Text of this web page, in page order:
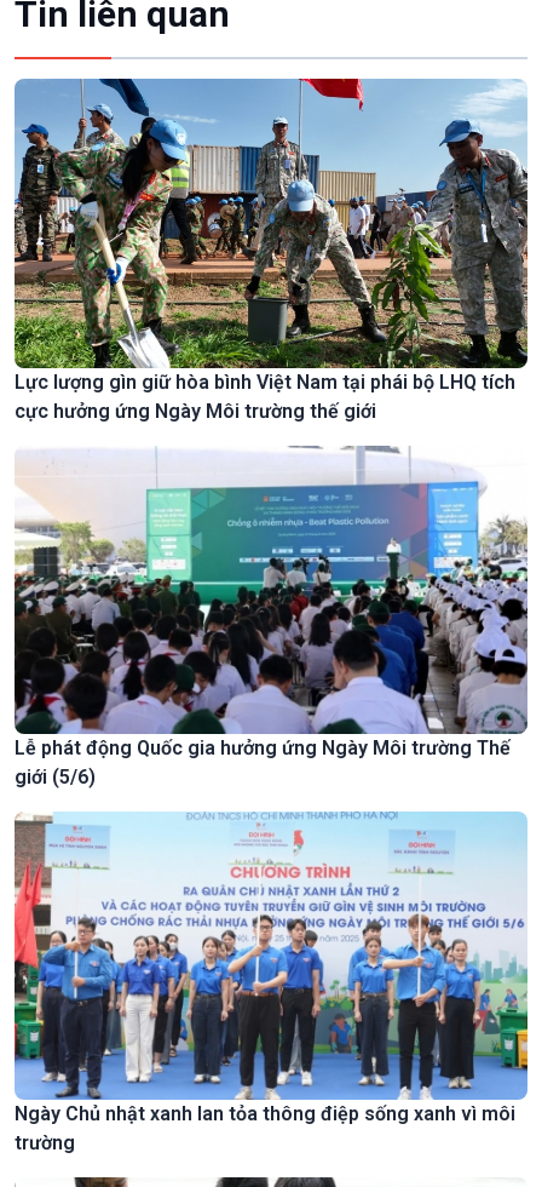
Tin liên quan
Lực lượng gìn giữ hòa bình Việt Nam tại phái bộ LHQ tích
cực hưởng ứng Ngày Môi trường thế giới
Lễ phát động Quốc gia hưởng ứng Ngày Môi trường Thế
giới (5/6)
Ngày Chủ nhật xanh lan tỏa thông điệp sống xanh vì môi
trường